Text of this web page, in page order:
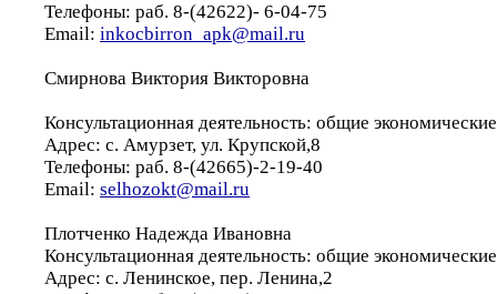
Телефоны: раб. 8-(42622)- 6-04-75
Email: inkocbirron_apk@mail.ru
Смирнова Виктория Викторовна
Консультационная деятельность: общие
Адрес: с. Амурзет, ул. Крупской,8
Телефоны: раб. 8-(42665)-2-19-40
Email: selhozokt@mail.ru
Плотченко Надежда Ивановна
Консультационная деятельность: общие
Адрес: с. Ленинское, пер. Ленина,2